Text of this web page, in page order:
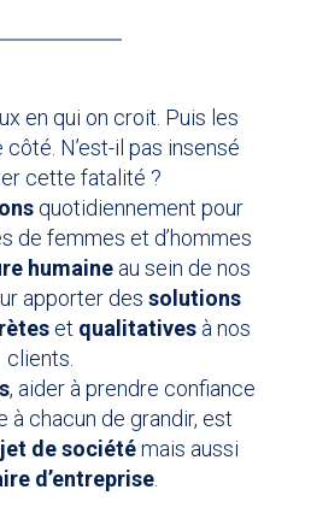
en qui on croit. Puis les
N’est-il pas insensé
cette fatalité ?
quotidiennement pour
de femmes et d’hommes
humaine au sein de nos
apporter dessolutions
et qualitatives à nos
clients.
, aider à prendre confiance
à chacun de grandir, est
de sociétémais aussi
d’entreprise.